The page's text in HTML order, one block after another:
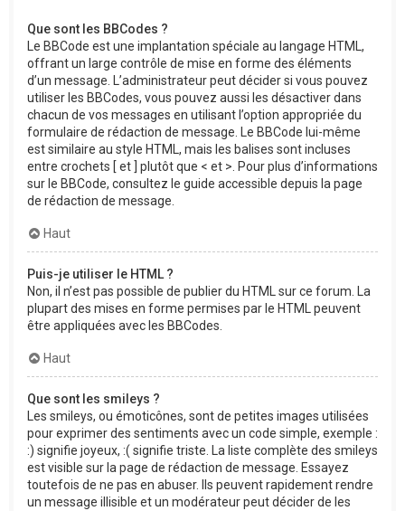
Que sont les BBCodes ?
Le BBCode est une implantation spéciale au langage HTML,
offrant un large contrôle de mise en forme des éléments
d’un message. L’administrateur peut décider si vous pouvez
utiliser les BBCodes, vous pouvez aussi les désactiver dans
chacun de vos messages en utilisant l’option appropriée du
formulaire de rédaction de message. Le BBCode lui-même
est similaire au style HTML, mais les balises sont incluses
entre crochets [ et ] plutôt que < et >. Pour plus d’informations
sur le BBCode, consultez le guide accessible depuis la page
de rédaction de message.
Haut
Puis-je utiliser le HTML ?
Non, il n’est pas possible de publier du HTML sur ce forum. La
plupart des mises en forme permises par le HTML peuvent
être appliquées avec les BBCodes.
Haut
Que sont les smileys ?
Les smileys, ou émoticônes, sont de petites images utilisées
pour exprimer des sentiments avec un code simple, exemple :
:) signifie joyeux, :( signifie triste. La liste complète des smileys
est visible sur la page de rédaction de message. Essayez
toutefois de ne pas en abuser. Ils peuvent rapidement rendre
un message illisible et un modérateur peut décider de les